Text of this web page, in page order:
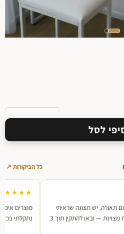
לסל
כל הביקורות ↗
תאורה. יש תצוגה שראיתי
בה הכל לפני שהזמנתי! שירות ואיכות מצוינת — ובאו להתקין תוך 3
מוצרים
נתקלתי בכזה. אחרי 2 רכישות